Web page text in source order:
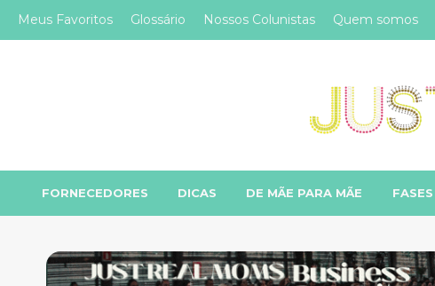
Meus Favoritos Glossário Nossos Colunistas Quem somos
FORNECEDORES DICAS DE MÃE PARA MÃE FASES